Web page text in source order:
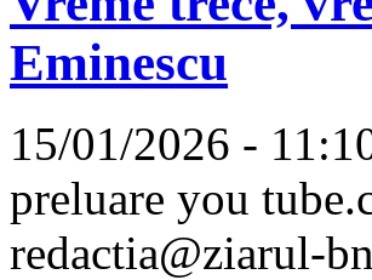
Eminescu
15/01/2026 -
preluare you
redactia@ziarul-